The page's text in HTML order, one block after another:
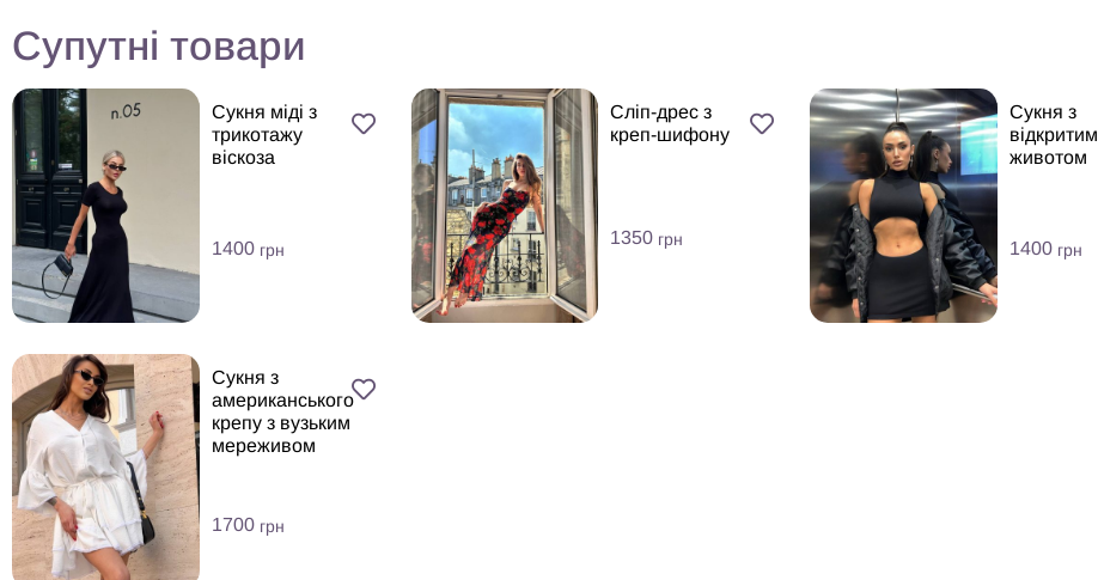
Супутні товари
Сукня міді з
трикотажу
віскоза
1400 грн
Сліп-дрес з
креп-шифону
1350 грн
Сукня з
відкритим
животом
1400 грн
Сукня з
американського
крепу з вузьким
мереживом
1700 грн